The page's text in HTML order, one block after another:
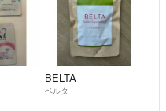
BELTA
ベルタ